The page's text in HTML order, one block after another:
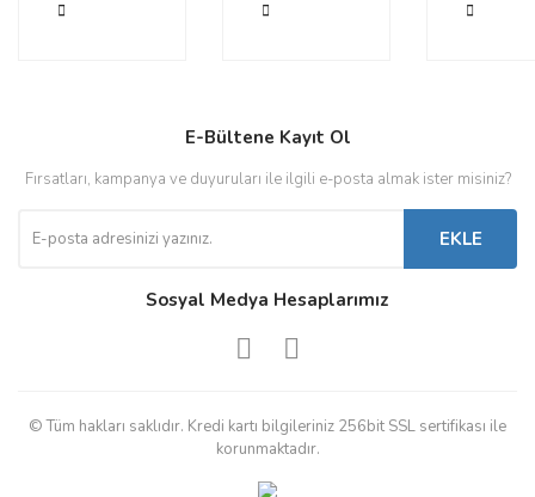
E-Bültene Kayıt Ol
Fırsatları, kampanya ve duyuruları ile ilgili e-posta almak ister misiniz?
EKLE
Sosyal Medya Hesaplarımız
© Tüm hakları saklıdır. Kredi kartı bilgileriniz 256bit SSL sertifikası ile
korunmaktadır.